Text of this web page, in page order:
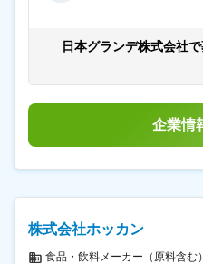
ブランドマンションは
の採用でアール（流線
観に開放感をもたらし
録もされており、技術
磨ける環境です。 ■働く環境： ・現場は札幌市内中心で
遠方の出張や転勤は原
を目指せます。 ・上
し、勤怠等もタイムカ
しています。残業平均
在籍しています。ベテ
る業務
～45時間0分/月） 超過
役職手当（50,000円～
す。 ■昇給：年1回（
があります。 月給(月
日本グランデ株式会社
企業情
株式会社ホッカン
食品・飲料メーカー（原料含む）